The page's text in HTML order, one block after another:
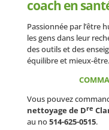
coach en
Passionnée par l’être
les gens dans leur
des outils et des
équilibre et mieux-être.
Vous pouvez
nettoyage de Dre
au no514-625-0515.